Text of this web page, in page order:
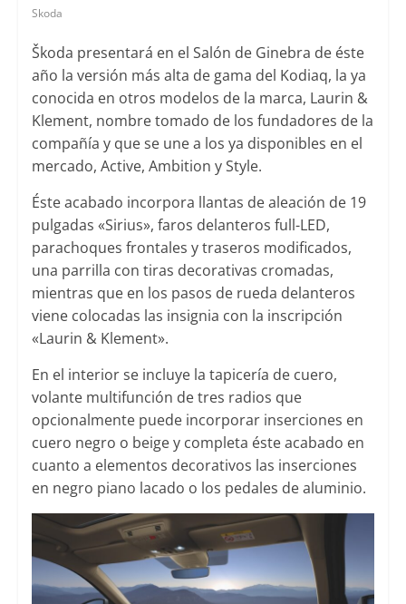
Skoda
Škoda presentará en el Salón de Ginebra de éste
año la versión más alta de gama del Kodiaq, la ya
conocida en otros modelos de la marca, Laurin &
Klement, nombre tomado de los fundadores de la
compañía y que se une a los ya disponibles en el
mercado, Active, Ambition y Style.
Éste acabado incorpora llantas de aleación de 19
pulgadas «Sirius», faros delanteros full-LED,
parachoques frontales y traseros modificados,
una parrilla con tiras decorativas cromadas,
mientras que en los pasos de rueda delanteros
viene colocadas las insignia con la inscripción
«Laurin & Klement».
En el interior se incluye la tapicería de cuero,
volante multifunción de tres radios que
opcionalmente puede incorporar inserciones en
cuero negro o beige y completa éste acabado en
cuanto a elementos decorativos las inserciones
en negro piano lacado o los pedales de aluminio.